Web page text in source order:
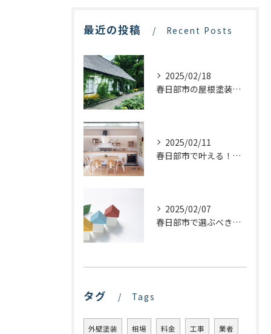
最近の投稿 Recent Posts
2025/02/18
春日部市の屋根塗装：最適な業者選びで価格を抑える方法
2025/02/11
春日部市で叶える！理想のキッチンリフォームを実現するステップ
2025/02/07
春日部市で選ぶべき屋根塗装の種類とは？プロが教える最適な選び方
タグ Tags
外壁塗装 相場 料金 工事 業者